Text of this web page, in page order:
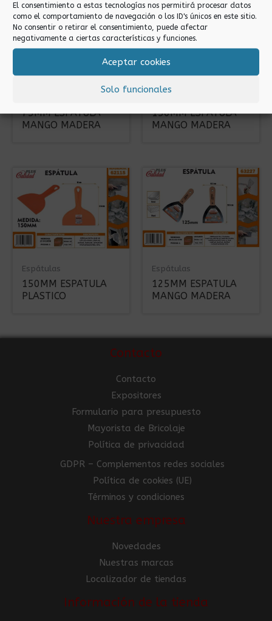
El consentimiento a estas tecnologías nos permitirá procesar datos
como el comportamiento de navegación o los ID's únicos en este sitio.
No consentir o retirar el consentimiento, puede afectar
negativamente a ciertas características y funciones.
Aceptar cookies
Solo funcionales
75MM ESPATULA
MANGO MADERA
150MM ESPATULA
MANGO MADERA
Espátulas
150MM ESPATULA
PLASTICO
Espátulas
125MM ESPATULA
MANGO MADERA
Contacto
Contacto
Expositores
Formulario para presupuesto
Mayorista de Bricolaje
Política de privacidad
GDPR – Complementos redes sociales
Política de cookies (UE)
Términos y condiciones
Nuestra empresa
Novedades
Nuestras marcas
Localizador de tiendas
Información de la tienda